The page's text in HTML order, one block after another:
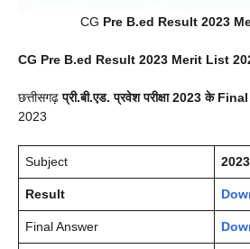
CG Pre B.ed Result 2023
CG Pre B.ed Result 2023 Merit List
छत्तीसगढ़प्री.बी.एड. प्रवेश परीक्षा 2023 के
2023
Subject 2023
Result
Final Answer